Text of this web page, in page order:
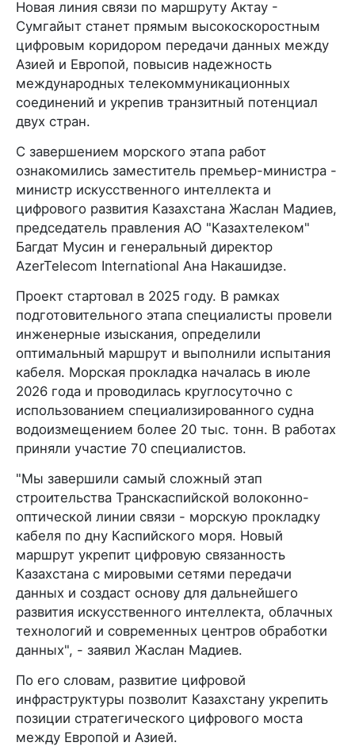
Новая линия связи по маршруту Актау -
Сумгайыт станет прямым высокоскоростным
цифровым коридором передачи данных между
Азией и Европой, повысив надежность
международных телекоммуникационных
соединений и укрепив транзитный потенциал
двух стран.
С завершением морского этапа работ
ознакомились заместитель премьер-министра -
министр искусственного интеллекта и
цифрового развития Казахстана Жаслан Мадиев,
председатель правления АО "Казахтелеком"
Багдат Мусин и генеральный директор
AzerTelecom International Ана Накашидзе.
Проект стартовал в 2025 году. В рамках
подготовительного этапа специалисты провели
инженерные изыскания, определили
оптимальный маршрут и выполнили испытания
кабеля. Морская прокладка началась в июле
2026 года и проводилась круглосуточно с
использованием специализированного судна
водоизмещением более 20 тыс. тонн. В работах
приняли участие 70 специалистов.
"Мы завершили самый сложный этап
строительства Транскаспийской волоконно-
оптической линии связи - морскую прокладку
кабеля по дну Каспийского моря. Новый
маршрут укрепит цифровую связанность
Казахстана с мировыми сетями передачи
данных и создаст основу для дальнейшего
развития искусственного интеллекта, облачных
технологий и современных центров обработки
данных", - заявил Жаслан Мадиев.
По его словам, развитие цифровой
инфраструктуры позволит Казахстану укрепить
позиции стратегического цифрового моста
между Европой и Азией.